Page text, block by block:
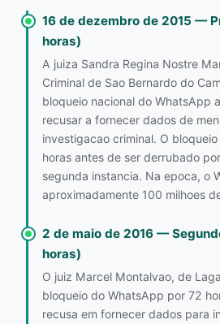
16 de dezembro de 2015 —
horas)
A juiza Sandra Regina Nostre
Criminal de Sao Bernardo do
bloqueio nacional do WhatsApp
recusar a fornecer dados de
investigacao criminal. O
horas antes de ser derrubado
segunda instancia. Na epoca, o
aproximadamente 100 milhoes
2 de maio de 2016 —
horas)
O juiz Marcel Montalvao, de
bloqueio do WhatsApp por 72
recusa em fornecer dados para